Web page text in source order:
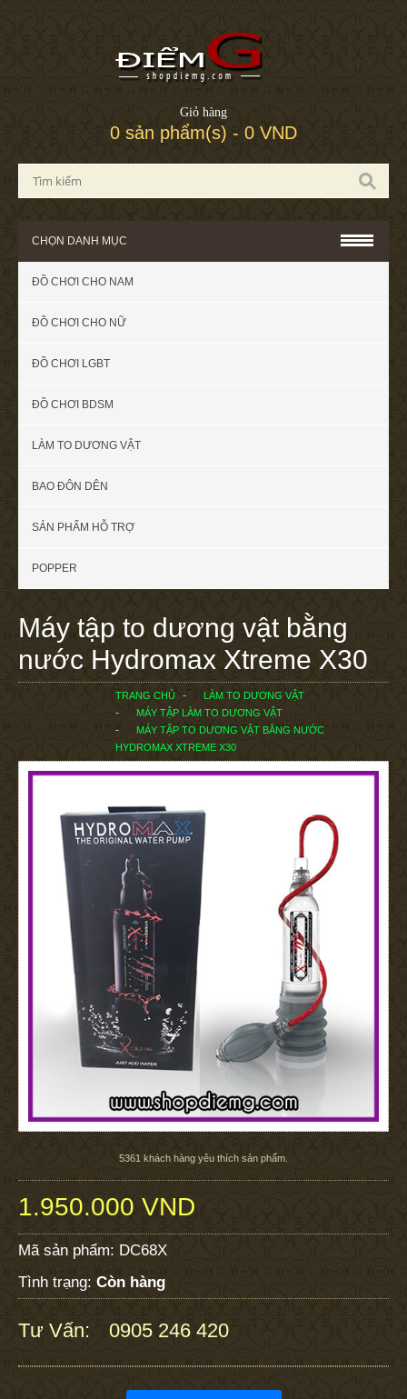
Giỏ hàng
0 sản phẩm(s) - 0 VND
CHỌN DANH MỤC
ĐỒ CHƠI CHO NAM
ĐỒ CHƠI CHO NỮ
ĐỒ CHƠI LGBT
ĐỒ CHƠI BDSM
LÀM TO DƯƠNG VẬT
BAO ĐÔN DÊN
SẢN PHẨM HỖ TRỢ
POPPER
Máy tập to dương vật bằng
nước Hydromax Xtreme X30
TRANG CHỦ
LÀM TO DƯƠNG VẬT
MÁY TẬP LÀM TO DƯƠNG VẬT
MÁY TẬP TO DƯƠNG VẬT BẰNG NƯỚC
HYDROMAX XTREME X30
5361 khách hàng yêu thích sản phẩm.
1.950.000 VND
Mã sản phẩm: DC68X
Tình trạng: Còn hàng
Tư Vấn: 0905 246 420